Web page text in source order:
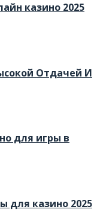
казино 2025
Отдачей И
для игры в
для казино 2025